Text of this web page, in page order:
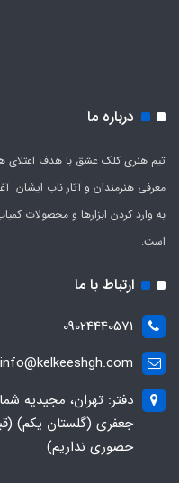
درباره ما
معرفی هنرمندان و آثار ناب ایشان
به وارد کردن ابزارها و محصولات
است.
ارتباط با ما
09024440571
info@kelkeeshgh.com
دفتر: تهران، مجیدیه
جعفری (گلستان یکم)
حضوری نداریم)